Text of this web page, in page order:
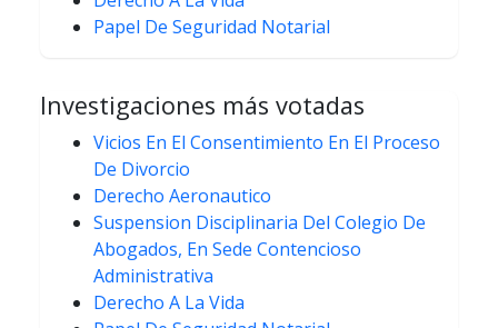
Papel De Seguridad Notarial
Investigaciones más votadas
Vicios En El Consentimiento En El Proceso
De Divorcio
Derecho Aeronautico
Suspension Disciplinaria Del Colegio De
Abogados, En Sede Contencioso
Administrativa
Derecho A La Vida